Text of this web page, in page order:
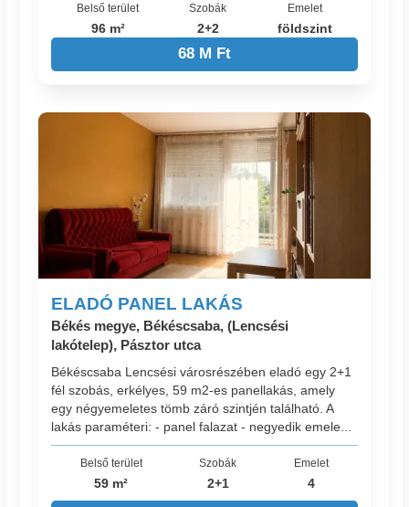
Belső terület
96 m²
Szobák
2+2
Emelet
földszint
68 M Ft
ELADÓ PANEL LAKÁS
Békés megye, Békéscsaba, (Lencsési
lakótelep), Pásztor utca
Békéscsaba Lencsési városrészében eladó egy 2+1
fél szobás, erkélyes, 59 m2-es panellakás, amely
egy négyemeletes tömb záró szintjén található. A
lakás paraméteri: - panel falazat - negyedik emele...
Belső terület
59 m²
Szobák
2+1
Emelet
4